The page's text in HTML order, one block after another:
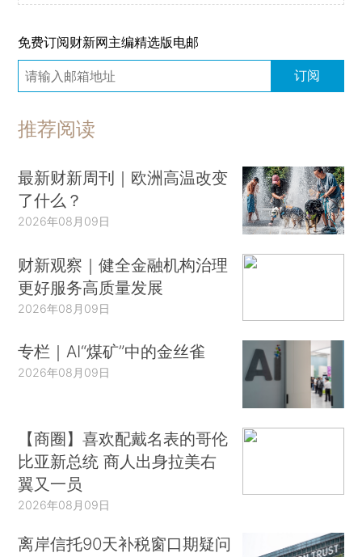
免费订阅财新网主编精选版电邮
订阅
推荐阅读
最新财新周刊｜欧洲高温改变
了什么？
2026年08月09日
财新观察｜健全金融机构治理
更好服务高质量发展
2026年08月09日
专栏｜AI“煤矿”中的金丝雀
2026年08月09日
【商圈】喜欢配戴名表的哥伦
比亚新总统 商人出身拉美右
翼又一员
2026年08月09日
离岸信托90天补税窗口期疑问